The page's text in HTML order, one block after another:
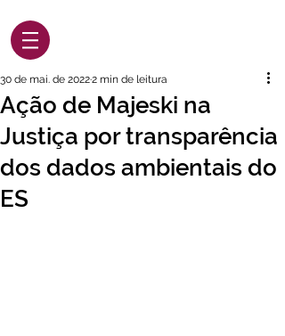
Ação de Majeski na
Justiça por transparência
dos dados ambientais do
ES
30 de mai. de 20222 min de leitura